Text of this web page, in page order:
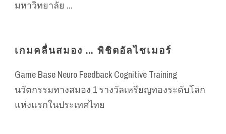
มหาวิทยาลัย ...
เกมคลื่นสมอง … พิชิตอัลไซเมอร์
Game Base Neuro Feedback Cognitive Training
นวัตกรรมทางสมอง 1 รางวัลเหรียญทองระดับโลก
แห่งแรกในประเทศไทย